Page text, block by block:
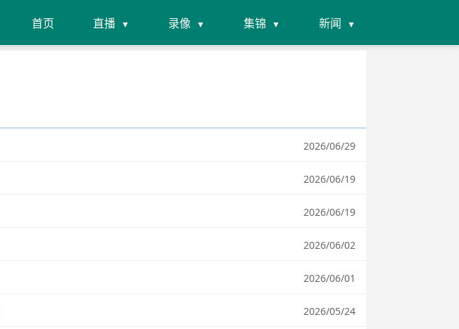
首页 直播 录像 集锦 新闻
2026/06/29
2026/06/19
2026/06/19
2026/06/02
2026/06/01
2026/05/24